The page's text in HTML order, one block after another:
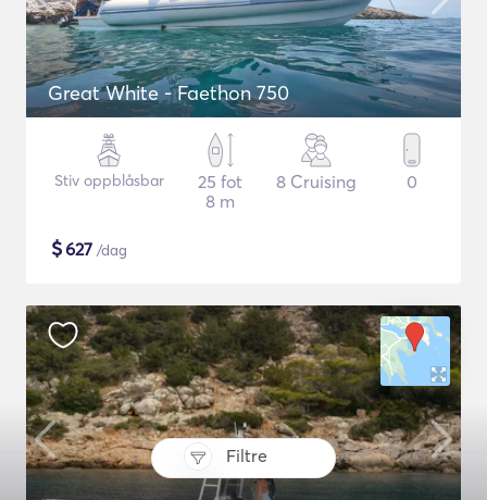
Filtre
Great White - Faethon 750
Stiv oppblåsbar
25 fot
8 m
8 Cruising 0
$627 /dag